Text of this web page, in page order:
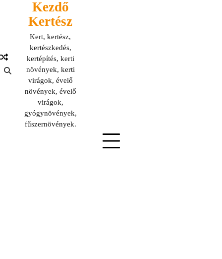
Kezdő
Kertész
Kert, kertész,
kertészkedés,
kertépítés, kerti
növények, kerti
virágok, évelő
növények, évelő
virágok,
gyógynövények,
fűszernövények.